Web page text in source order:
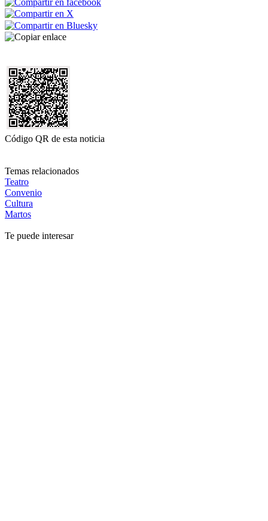
Código QR de esta noticia
Temas relacionados
Teatro
Convenio
Cultura
Martos
Te puede interesar